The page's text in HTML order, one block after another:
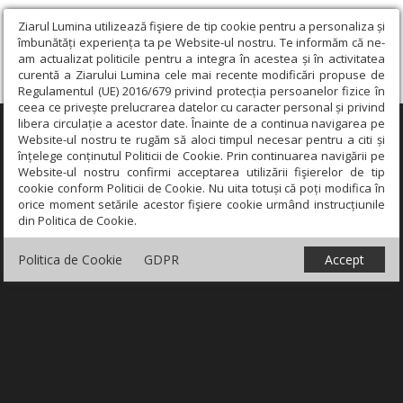
Ziarul Lumina utilizează fişiere de tip cookie pentru a personaliza și
îmbunătăți experiența ta pe Website-ul nostru. Te informăm că ne-
am actualizat politicile pentru a integra în acestea și în activitatea
curentă a Ziarului Lumina cele mai recente modificări propuse de
Regulamentul (UE) 2016/679 privind protecția persoanelor fizice în
ceea ce privește prelucrarea datelor cu caracter personal și privind
libera circulație a acestor date. Înainte de a continua navigarea pe
Website-ul nostru te rugăm să aloci timpul necesar pentru a citi și
înțelege conținutul Politicii de Cookie. Prin continuarea navigării pe
Website-ul nostru confirmi acceptarea utilizării fişierelor de tip
cookie conform Politicii de Cookie. Nu uita totuși că poți modifica în
orice moment setările acestor fişiere cookie urmând instrucțiunile
din Politica de Cookie.
Politica de Cookie GDPR Accept
×